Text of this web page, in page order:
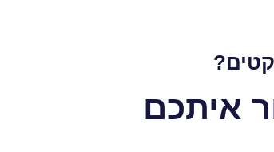
איתכם